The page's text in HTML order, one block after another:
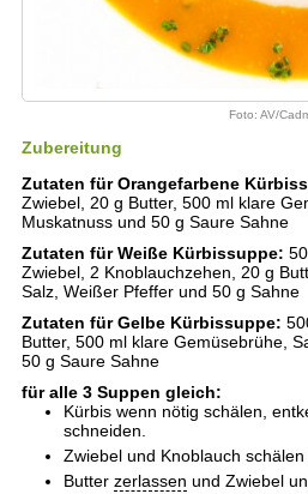
Foto: AV/
Zubereitung
Zutaten für Orangefarbene
Zwiebel, 20 g Butter, 500 ml klare
Muskatnuss und 50 g Saure Sahne
Zutaten für Weiße Kürbissuppe:
Zwiebel, 2 Knoblauchzehen, 20 g
Salz, Weißer Pfeffer und 50 g Sahne
Zutaten für Gelbe Kürbissuppe:
Butter, 500 ml klare Gemüsebrühe,
50 g Saure Sahne
für alle 3 Suppen gleich:
Kürbis wenn nötig schälen,
schneiden.
Zwiebel und Knoblauch schälen
Butterzerlassen und Zwiebel